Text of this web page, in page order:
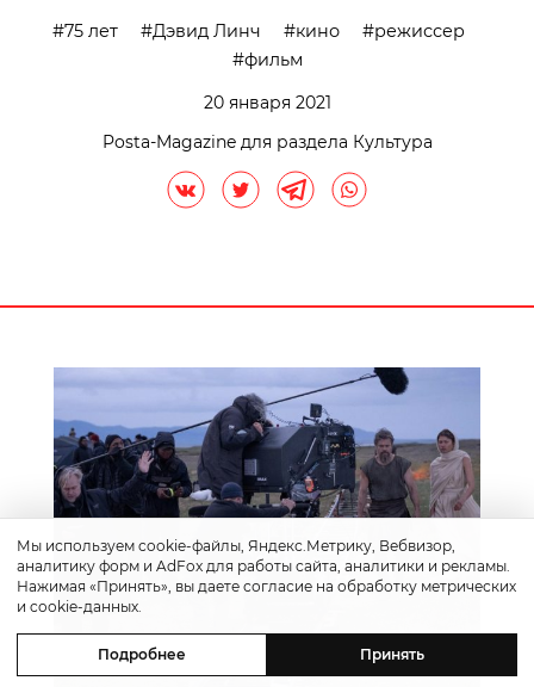
75 лет Дэвид Линч кино
режиссер
фильм
20 января 2021
Posta-Magazine для раздела Культура
Мы используем cookie-файлы, Яндекс.Метрику, Вебвизор,
аналитику форм и AdFox для работы сайта, аналитики и рекламы.
Нажимая «Принять», вы даете согласие на обработку метрических
и cookie-данных.
Подробнее Принять